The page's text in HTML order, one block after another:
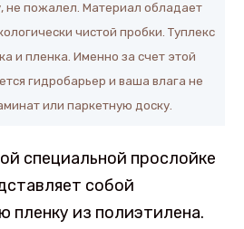
не пожалел. Материал обладает
чистой пробки. Туплекс
и пленка. Именно за счет этой
гидробарьер и ваша влага не
или паркетную доску.
специальной прослойке
собой
пленку из полиэтилена.